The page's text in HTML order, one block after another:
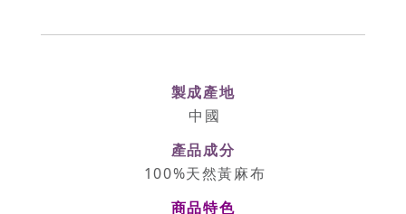
製成產地
中國
產品成分
100%天然黃麻布
商品特色